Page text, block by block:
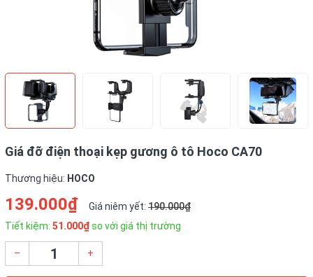
Giá đỡ điện thoại kẹp gương ô tô Hoco CA70
Thương hiệu: HOCO
139.000₫ Giá niêm yết: 190.000₫
Tiết kiệm: 51.000₫so với giá thị trường
– +